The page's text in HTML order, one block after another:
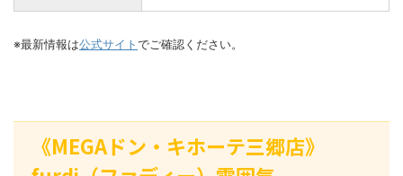
※最新情報は公式サイト でご確認ください。
《MEGAドン・キホーテ三郷店》